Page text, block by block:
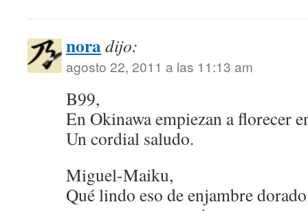
noradijo:
agosto 22, 2011 a las 11:13 am
B99,
En Okinawa empiezan a florecer
Un cordial saludo.
Miguel-Maiku,
Qué lindo eso de enjambre